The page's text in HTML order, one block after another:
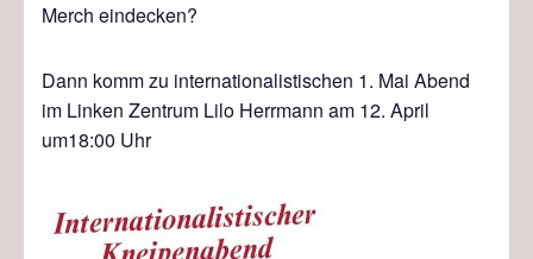
Merch eindecken?
Dann komm zu internationalistischen 1. Mai Abend
im Linken Zentrum Lilo Herrmann am 12. April
um18:00 Uhr